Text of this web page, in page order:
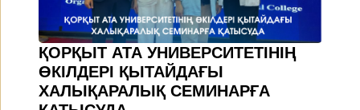
ҚОРҚЫТ АТА УНИВЕРСИТЕТІНІҢ
ӨКІЛДЕРІ ҚЫТАЙДАҒЫ
ХАЛЫҚАРАЛЫҚ СЕМИНАРҒА